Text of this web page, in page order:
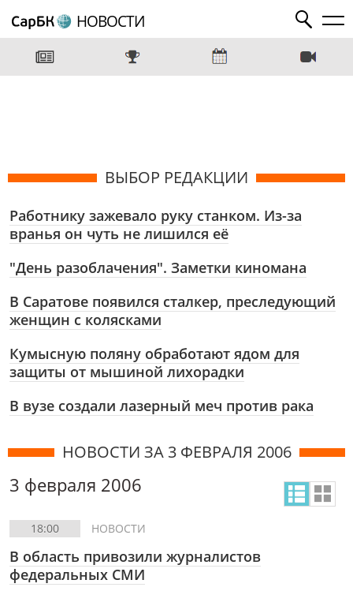
НОВОСТИ
ВЫБОР РЕДАКЦИИ
Работнику зажевало руку станком. Из-за
вранья он чуть не лишился её
"День разоблачения". Заметки киномана
В Саратове появился сталкер, преследующий
женщин с колясками
Кумысную поляну обработают ядом для
защиты от мышиной лихорадки
В вузе создали лазерный меч против рака
НОВОСТИ ЗА 3 ФЕВРАЛЯ 2006
3 февраля 2006
18:00 НОВОСТИ
В область привозили журналистов
федеральных СМИ